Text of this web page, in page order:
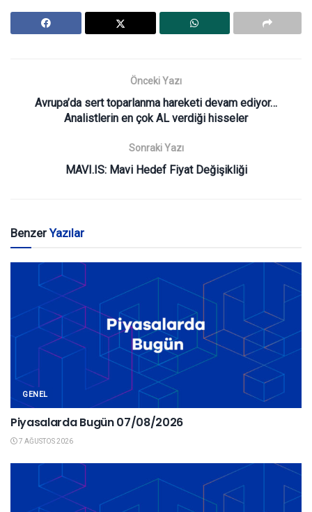
Önceki Yazı
Avrupa’da sert toparlanma hareketi devam ediyor…
Analistlerin en çok AL verdiği hisseler
Sonraki Yazı
MAVI.IS: Mavi Hedef Fiyat Değişikliği
BenzerYazılar
GENEL
Piyasalarda Bugün 07/08/2026
7 AĞUSTOS 2026